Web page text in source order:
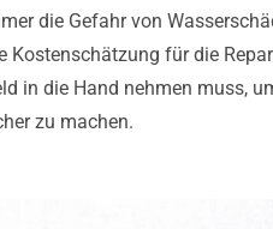
die Gefahr von
Kostenschätzung für die
in die Hand nehmen muss,
zu machen.